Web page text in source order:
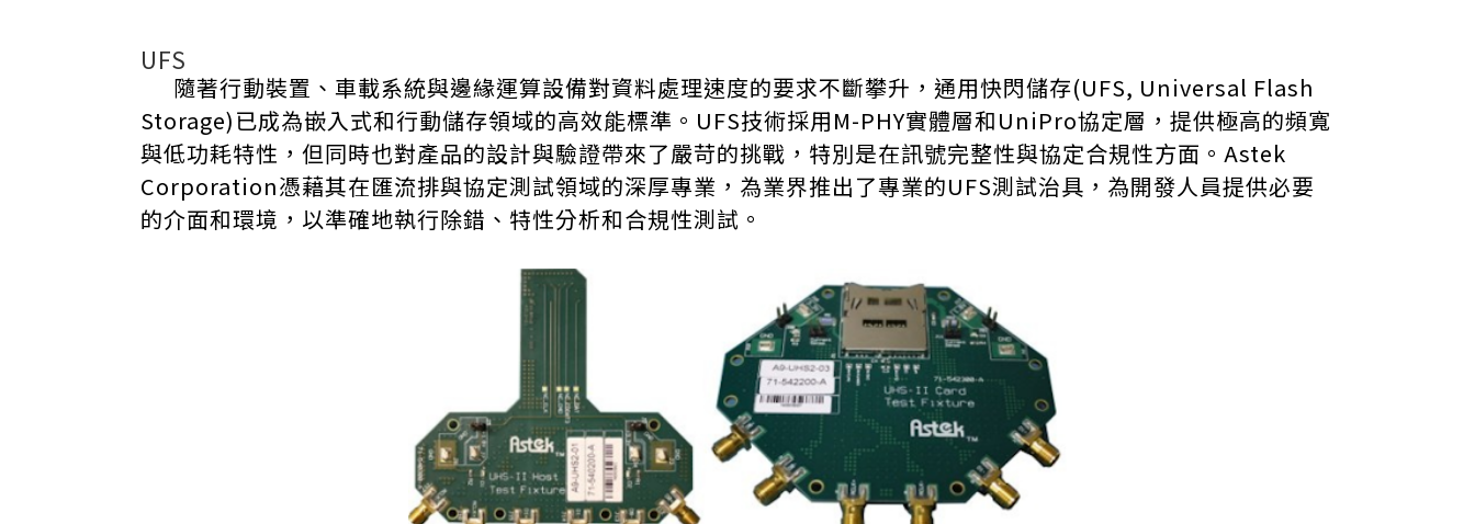
UFS
隨著行動裝置、車載系統與邊緣運算設備對資料處理速度的要求不斷攀升，通用快閃儲存(UFS, Universal Flash
Storage)已成為嵌入式和行動儲存領域的高效能標準。UFS技術採用M-PHY實體層和UniPro協定層，提供極高的頻寬
與低功耗特性，但同時也對產品的設計與驗證帶來了嚴苛的挑戰，特別是在訊號完整性與協定合規性方面。 Astek
Corporation憑藉其在匯流排與協定測試領域的深厚專業，為業界推出了專業的UFS測試治具，為開發人員提供必要
的介面和環境，以準確地執行除錯、特性分析和合規性測試。